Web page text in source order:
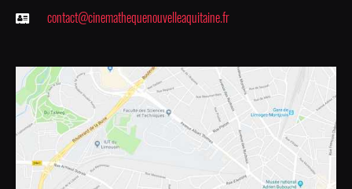
contact@cinemathequenouvelleaquitaine.fr